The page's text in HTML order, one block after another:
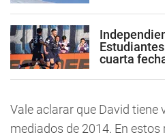
cuarta
Vale aclarar que David tiene
mediados de 2014. En